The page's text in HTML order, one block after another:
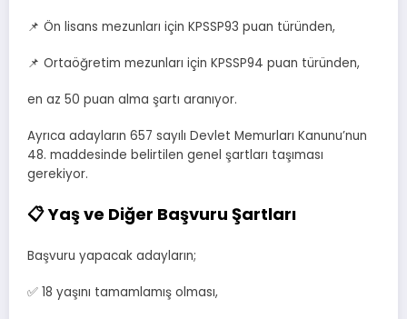
📌 Ön lisans mezunları için KPSSP93 puan türünden,
📌 Ortaöğretim mezunları için KPSSP94 puan türünden,
en az 50 puan alma şartı aranıyor.
Ayrıca adayların 657 sayılı Devlet Memurları Kanunu’nun
48. maddesinde belirtilen genel şartları taşıması
gerekiyor.
📋 Yaş ve Diğer Başvuru Şartları
Başvuru yapacak adayların;
✅ 18 yaşını tamamlamış olması,